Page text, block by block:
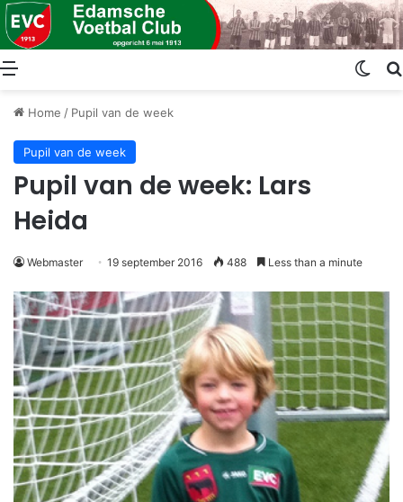
Menu
Home / Pupil van de week
Pupil van de week
Pupil van de week: Lars
Heida
Webmaster 19 september 2016 488 Less than a minute